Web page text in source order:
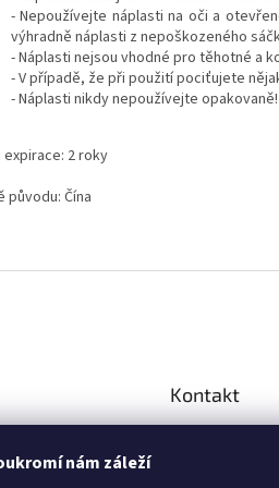
nám záleží
- Nepoužívejte náplasti na oči a
výhradně náplasti z nepoškozeného
- Náplasti nejsou vhodné pro těhotné a
- V případě, že při použití pociťujete
- Náplasti nikdy nepoužívejte opakovaně!
expirace: 2 roky
původu: Čína
Kontakt